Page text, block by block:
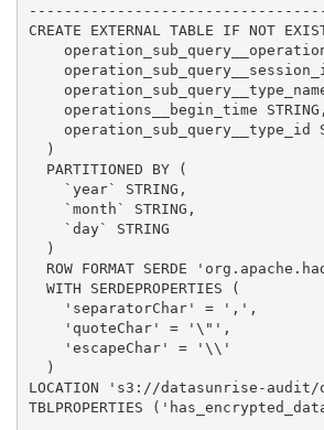
CREATE EXTERNAL TABLE IF NOT
    operations__begin_time STRING,
operation_sub_query__type_id
  )
  PARTITIONED BY (
    `year` STRING,
    `month` STRING,
    `day` STRING
  )
ROW FORMAT SERDE
  WITH SERDEPROPERTIES (
    'separatorChar' = ',',
    'quoteChar' = '\"',
    'escapeChar' = '\\'
  )
LOCATION 's3://datasunrise-
TBLPROPERTIES